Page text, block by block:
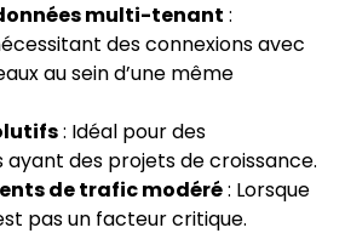
multi-tenant :
des connexions avec
au sein d’une même
: Idéal pour des
ayant des projets de croissance.
de trafic modéré: Lorsque
pas un facteur critique.